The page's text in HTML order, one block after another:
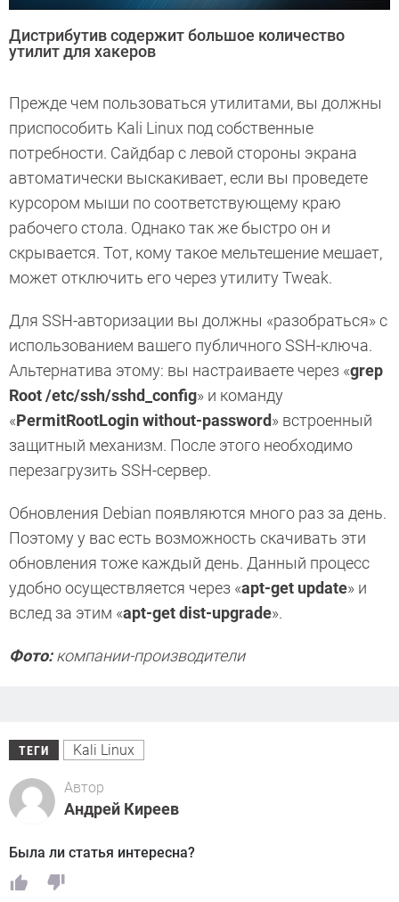
Дистрибутив содержит большое количество
утилит для хакеров
Прежде чем пользоваться утилитами, вы должны
приспособить Kali Linux под собственные
потребности. Сайдбар с левой стороны экрана
автоматически выскакивает, если вы проведете
курсором мыши по соответствующему краю
рабочего стола. Однако так же быстро он и
скрывается. Тот, кому такое мельтешение мешает,
может отключить его через утилиту Tweak.
Для SSH-авторизации вы должны «разобраться» с
использованием вашего публичного SSH-ключа.
Альтернатива этому: вы настраиваете через «grep
Root /etc/ssh/sshd_config» и команду
«PermitRootLogin without-password» встроенный
защитный механизм. После этого необходимо
перезагрузить SSH-сервер.
Обновления Debian появляются много раз за день.
Поэтому у вас есть возможность скачивать эти
обновления тоже каждый день. Данный процесс
удобно осуществляется через «apt-get update» и
вслед за этим «apt-get dist-upgrade».
Фото:компании-производители
ТЕГИ Kali Linux
Автор
Андрей Киреев
Была ли статья интересна?